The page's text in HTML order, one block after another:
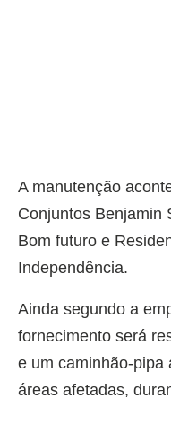
A manutenção
Conjuntos Benjamin
Bom futuro e
Independência.
Ainda segundo a
fornecimento será
e um caminhão-pipa
áreas afetadas,